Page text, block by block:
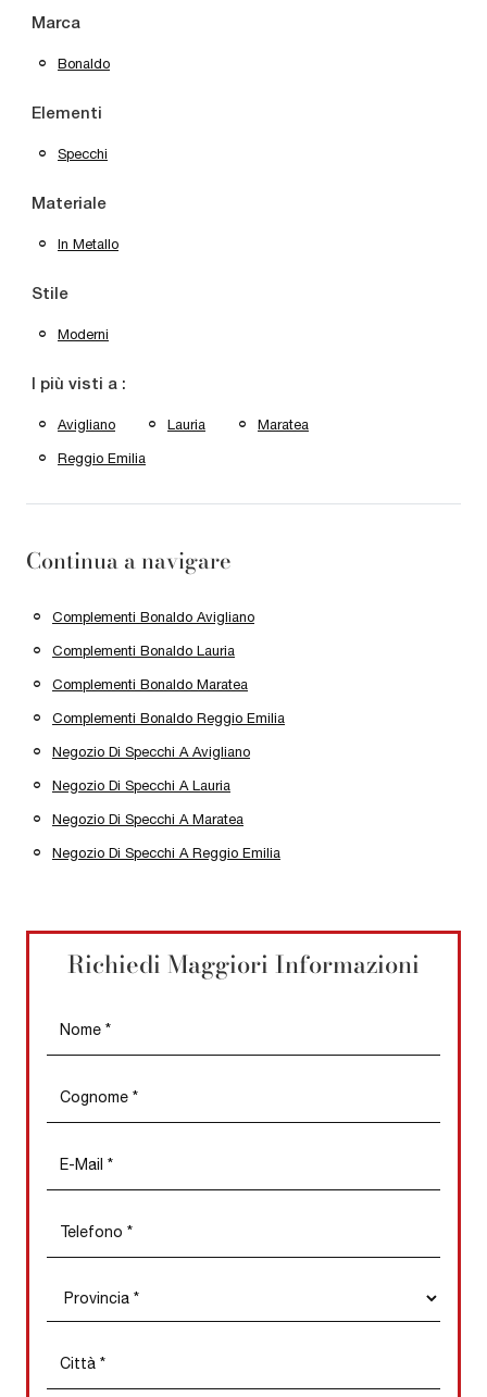
Marca
Bonaldo
Elementi
Specchi
Materiale
In Metallo
Stile
Moderni
I più visti a :
Avigliano Lauria Maratea
Reggio Emilia
Continua a navigare
Complementi Bonaldo Avigliano
Complementi Bonaldo Lauria
Complementi Bonaldo Maratea
Complementi Bonaldo Reggio Emilia
Negozio Di Specchi A Avigliano
Negozio Di Specchi A Lauria
Negozio Di Specchi A Maratea
Negozio Di Specchi A Reggio Emilia
Richiedi Maggiori Informazioni